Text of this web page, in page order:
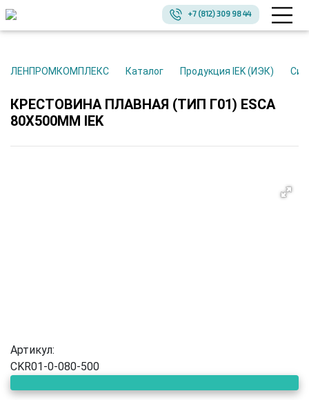
+7 (812) 309 98 44
ЛЕНПРОМКОМПЛЕКС Каталог Продукция IEK (ИЭК)
КРЕСТОВИНА ПЛАВНАЯ (ТИП Г01) ESCA
80Х500ММ IEK
Артикул:
CKR01-0-080-500